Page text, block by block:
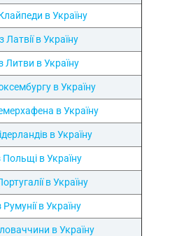
в Україну
Латвії в Україну
Литви в Україну
в Україну
в Україну
в Україну
Польщі в Україну
в Україну
в Україну
в Україну